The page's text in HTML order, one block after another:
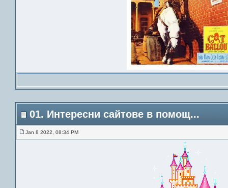
01. Интересни сайтове в помощ...
Jan 8 2022, 08:34 PM